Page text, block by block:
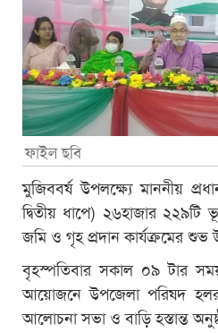
ফাইল ছবি
মুজিববর্ষ উপলক্ষ্যে মাননীয়
দ্বিতীয় ধাপে) ২৬হাজার ২২৯টি
জমি ও গৃহ প্রদান কার্যক্রমের শুভ
বৃহস্পতিবার সকাল ০৯ টার
আয়োজনে উপজেলা পরিষদ
আলোচনা সভা ও বাড়ি হস্তান্ত